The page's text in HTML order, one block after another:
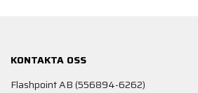
KONTAKTA OSS
Flashpoint AB (556894-6262)